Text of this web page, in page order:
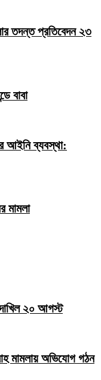
তদন্ত প্রতিবেদন ২৩
বাবা
আইনি ব্যবস্থা:
মামলা
২০ আগস্ট
মামলায় অভিযোগ গঠন